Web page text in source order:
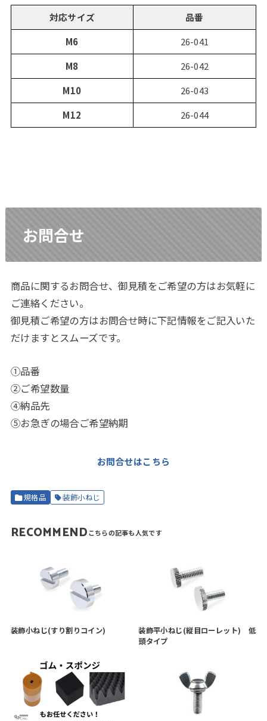
対応サイズ
品番
M6
26-041
M8
26-042
M10
26-043
M12
26-044
お問合せ
商品に関するお問合せ、御見積をご希望の方はお気軽に
ご連絡ください。
御見積ご希望の方はお問合せ時に下記情報をご記入いた
だけますとスムーズです。
①品番
②ご希望数量
④納品先
⑤お急ぎの場合ご希望納期
お問合せはこちら
規格品 装飾小ねじ
RECOMMEND
装飾小ねじ(すり割りコイン)
装飾平小ねじ(縦目ローレット) 低
頭タイプ